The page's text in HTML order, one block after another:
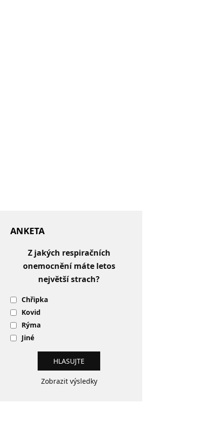
ANKETA
Z jakých respiračních
onemocnění máte letos
největší strach?
Chřipka
Kovid
Rýma
Jiné
Zobrazit výsledky